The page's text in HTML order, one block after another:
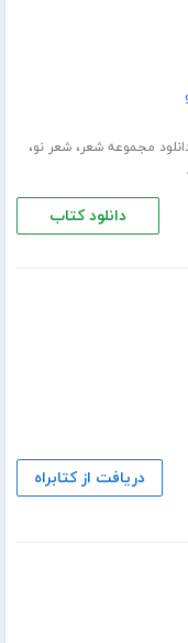
مجموعه شعر،شعر نو،
دانلود کتاب
دریافت از کتابراه